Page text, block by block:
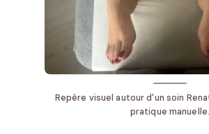
Repère visuel autour d'un soin
pratique manuelle.